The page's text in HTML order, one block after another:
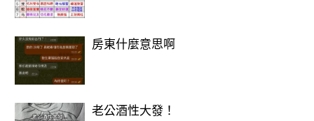
房東什麼意思啊
老公酒性大發！